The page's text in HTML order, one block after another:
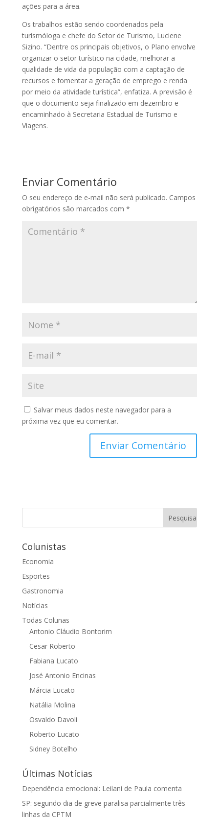
ações para a área.
Os trabalhos estão sendo coordenados pela
turismóloga e chefe do Setor de Turismo, Luciene
Sizino. “Dentre os principais objetivos, o Plano envolve
organizar o setor turístico na cidade, melhorar a
qualidade de vida da população com a captação de
recursos e fomentar a geração de emprego e renda
por meio da atividade turística”, enfatiza. A previsão é
que o documento seja finalizado em dezembro e
encaminhado à Secretaria Estadual de Turismo e
Viagens.
Enviar Comentário
O seu endereço de e-mail não será publicado. Campos
obrigatórios são marcados com *
Salvar meus dados neste navegador para a
próxima vez que eu comentar.
Colunistas
Economia
Esportes
Gastronomia
Notícias
Todas Colunas
Antonio Cláudio Bontorim
Cesar Roberto
Fabiana Lucato
José Antonio Encinas
Márcia Lucato
Natália Molina
Osvaldo Davoli
Roberto Lucato
Sidney Botelho
Últimas Notícias
Dependência emocional: Leilaní de Paula comenta
SP: segundo dia de greve paralisa parcialmente três
linhas da CPTM